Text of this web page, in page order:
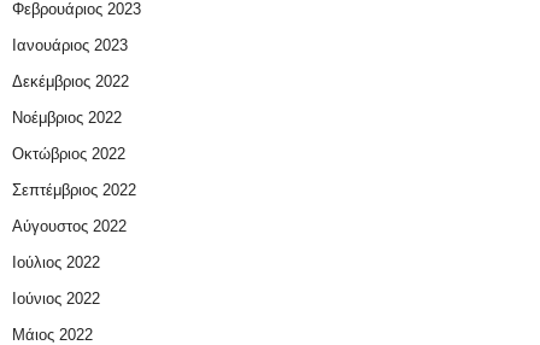
Φεβρουάριος 2023
Ιανουάριος 2023
Δεκέμβριος 2022
Νοέμβριος 2022
Οκτώβριος 2022
Σεπτέμβριος 2022
Αύγουστος 2022
Ιούλιος 2022
Ιούνιος 2022
Μάιος 2022